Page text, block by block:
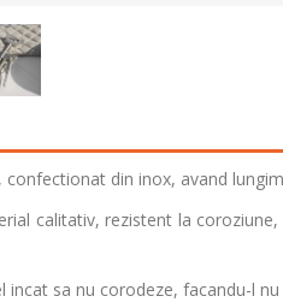
, confectionat din inox, avand
calitativ, rezistent la
incat sa nu corodeze, facandu-l